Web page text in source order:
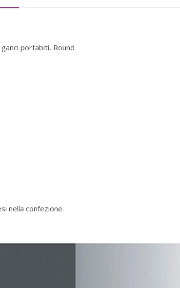
portabiti, Round
nella confezione.